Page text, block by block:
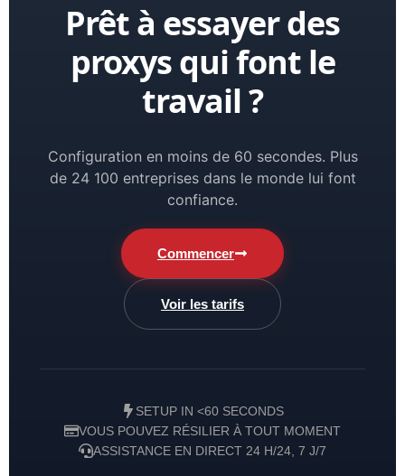
Prêt à essayer des
proxys qui font le
travail ?
Configuration en moins de 60 secondes. Plus
de 24 100 entreprises dans le monde lui font
confiance.
Commencer
Voir les tarifs
SETUP IN <60 SECONDS
VOUS POUVEZ RÉSILIER À TOUT MOMENT
ASSISTANCE EN DIRECT 24 H/24, 7 J/7